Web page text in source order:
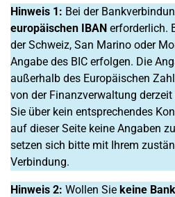
Hinweis 1: Bei der
europäischen IBAN erforderlich.
der Schweiz, San Marino oder
Angabe des BIC erfolgen. Die
außerhalb des Europäischen
von der Finanzverwaltung
Sie über kein entsprechendes
auf dieser Seite keine Angaben
setzen sich bitte mit Ihrem
Verbindung.
Hinweis 2: Wollen Sie keine